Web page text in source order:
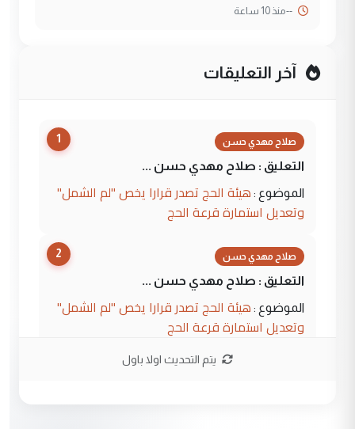
--منذ 10 ساعة
آخر التعليقات
1 صلاح مهدي حسن
التعليق : صلاح مهدي حسن ...
الموضوع : هيئة الحج تصدر قرارا يخص "لم الشمل"
وتعديل استمارة قرعة الحج
2 صلاح مهدي حسن
التعليق : صلاح مهدي حسن ...
الموضوع : هيئة الحج تصدر قرارا يخص "لم الشمل"
وتعديل استمارة قرعة الحج
يتم التحديث اولا باول